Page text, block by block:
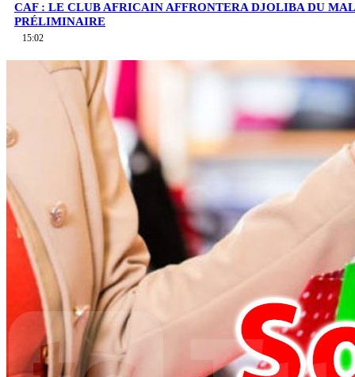
CAF : LE CLUB AFRICAIN AFFRONTERA DJOLIBA DU
PRÉLIMINAIRE
15:02